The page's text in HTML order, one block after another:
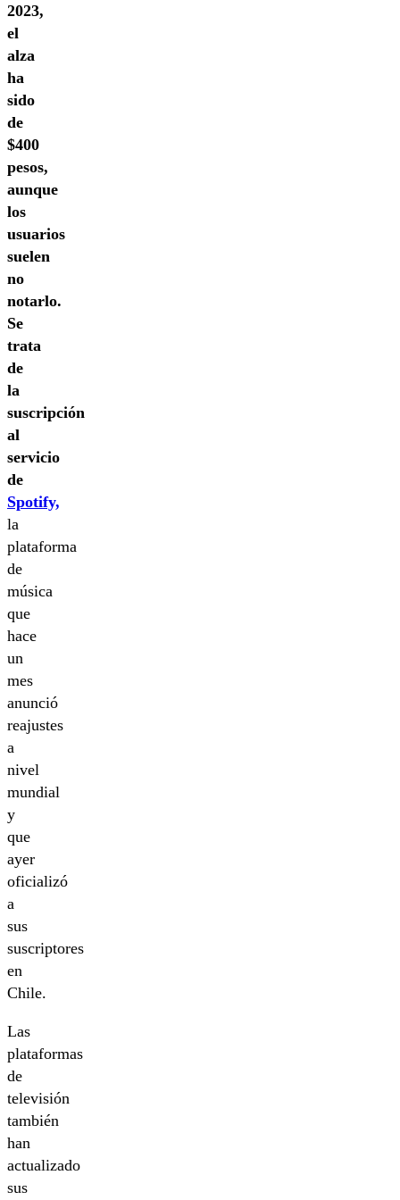
2023,
el
alza
ha
sido
de
$400
pesos,
aunque
los
usuarios
suelen
no
notarlo.
Se
trata
de
la
suscripción
al
servicio
de
Spotify,
la
plataforma
de
música
que
hace
un
mes
anunció
reajustes
a
nivel
mundial
y
que
ayer
oficializó
a
sus
suscriptores
en
Chile.
Las
plataformas
de
televisión
también
han
actualizado
sus